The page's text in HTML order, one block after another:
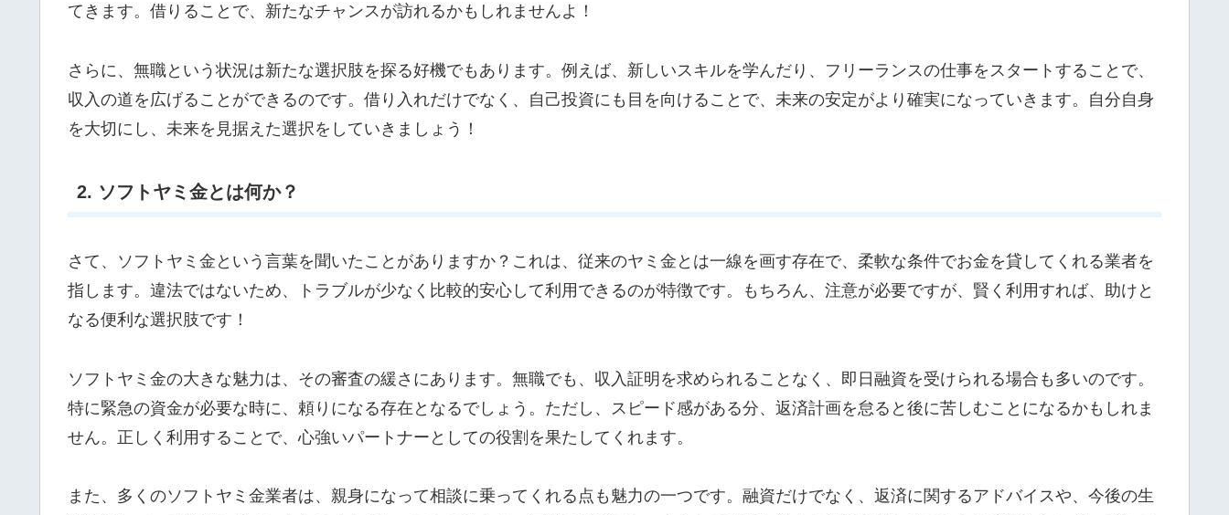
てきます。借りることで、新たなチャンスが訪れるかもしれませんよ！
さらに、無職という状況は新たな選択肢を探る好機でもあります。例えば、新しいスキルを学んだり、フリーランスの仕事をスタートすることで、
収入の道を広げることができるのです。借り入れだけでなく、自己投資にも目を向けることで、未来の安定がより確実になっていきます。自分自身
を大切にし、未来を見据えた選択をしていきましょう！
2. ソフトヤミ金とは何か？
さて、ソフトヤミ金という言葉を聞いたことがありますか？これは、従来のヤミ金とは一線を画す存在で、柔軟な条件でお金を貸してくれる業者を
指します。違法ではないため、トラブルが少なく比較的安心して利用できるのが特徴です。もちろん、注意が必要ですが、賢く利用すれば、助けと
なる便利な選択肢です！
ソフトヤミ金の大きな魅力は、その審査の緩さにあります。無職でも、収入証明を求められることなく、即日融資を受けられる場合も多いのです。
特に緊急の資金が必要な時に、頼りになる存在となるでしょう。ただし、スピード感がある分、返済計画を怠ると後に苦しむことになるかもしれま
せん。正しく利用することで、心強いパートナーとしての役割を果たしてくれます。
また、多くのソフトヤミ金業者は、親身になって相談に乗ってくれる点も魅力の一つです。融資だけでなく、返済に関するアドバイスや、今後の生